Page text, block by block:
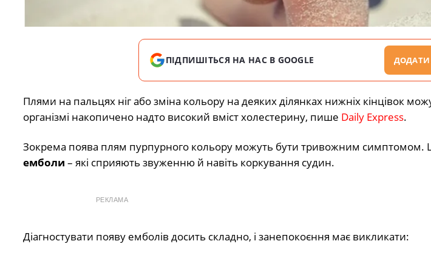
ПІДПИШІТЬСЯ НА НАС В GOOGLE ДОДАТИ
Плями на пальцях ніг або зміна кольору на деяких ділянках нижніх кінцівок
організмі накопичено надто високий вміст холестерину, пише Daily Express.
Зокрема поява плям пурпурного кольору можуть бути тривожним симптомом.
емболи – які сприяють звуженню й навіть коркування судин.
РЕКЛАМА
Діагностувати появу емболів досить складно, і занепокоєння має викликати: